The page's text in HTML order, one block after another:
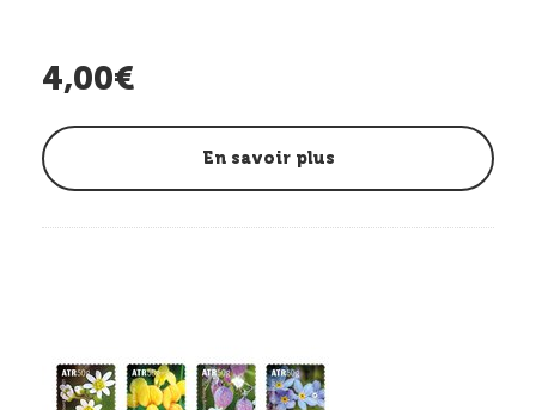
4,00€
En savoir plus